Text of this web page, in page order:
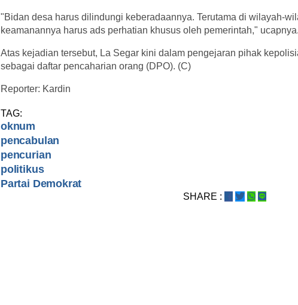
"Bidan desa harus dilindungi keberadaannya. Terutama di wilayah-
keamanannya harus ads perhatian khusus oleh pemerintah," ucapnya.
Atas kejadian tersebut, La Segar kini dalam pengejaran pihak
sebagai daftar pencaharian orang (DPO). (C)
Reporter: Kardin
TAG:
oknum
pencabulan
pencurian
politikus
Partai Demokrat
SHARE :